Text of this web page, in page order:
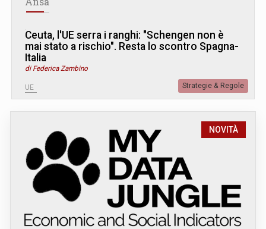
Ceuta, l'UE serra i ranghi: "Schengen non è
mai stato a rischio". Resta lo scontro Spagna-
Italia
di Federica Zambino
UE Strategie & Regole
NOVITÀ